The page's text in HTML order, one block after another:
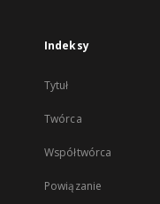
Indeksy
Tytuł
Twórca
Współtwórca
Powiązanie